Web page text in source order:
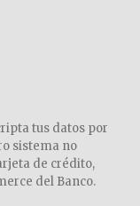
tus datos por
sistema no
de crédito,
del Banco.